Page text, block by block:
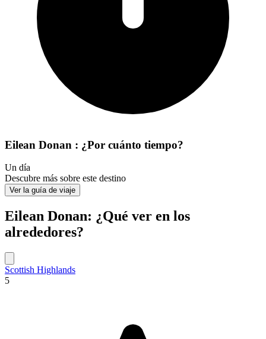
Eilean Donan : ¿Por cuánto tiempo?
Un día
Descubre más sobre este destino
Ver la guía de viaje
Eilean Donan: ¿Qué ver en los
alrededores?
Scottish Highlands
5